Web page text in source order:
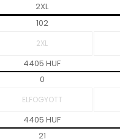
2XL
102
4405 HUF
0
4405 HUF
21